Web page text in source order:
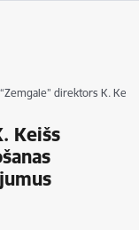
“Zemgale” direktors K.
Keišs